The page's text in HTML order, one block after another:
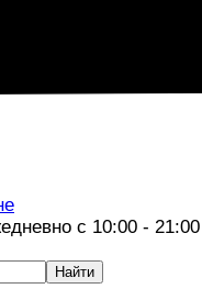
с 10:00 - 21:00
Найти